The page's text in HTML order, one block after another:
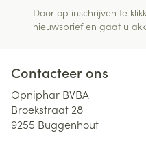
Door op inschrijven te
nieuwsbrief en gaat u
Contacteer ons
Opniphar BVBA
Broekstraat 28
9255 Buggenhout